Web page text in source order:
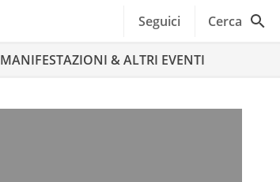
Seguici Cerca
MANIFESTAZIONI & ALTRI EVENTI